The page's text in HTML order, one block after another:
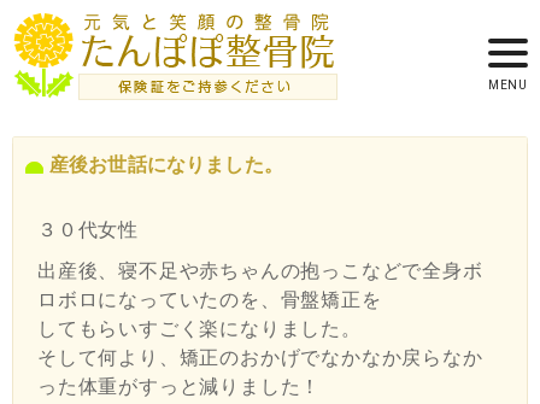
産後お世話になりました。
３０代女性
出産後、寝不足や赤ちゃんの抱っこなどで全身ボ
ロボロになっていたのを、骨盤矯正を
してもらいすごく楽になりました。
そして何より、矯正のおかげでなかなか戻らなか
った体重がすっと減りました！